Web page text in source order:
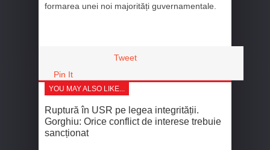
formarea unei noi majorități guvernamentale.
Tweet
Pin It
YOU MAY ALSO LIKE...
Ruptură în USR pe legea integrității.
Gorghiu: Orice conflict de interese trebuie
sancționat